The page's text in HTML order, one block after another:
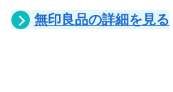
無印良品の詳細を見る